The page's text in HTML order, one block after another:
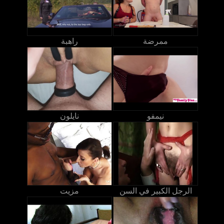
راهبة ممرضة
نايلون نيمفو
مزيت الرجل الكبير في السن